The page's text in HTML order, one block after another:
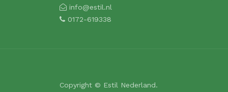
info@estil.nl
0172-619338
Copyright © Estil Nederland.